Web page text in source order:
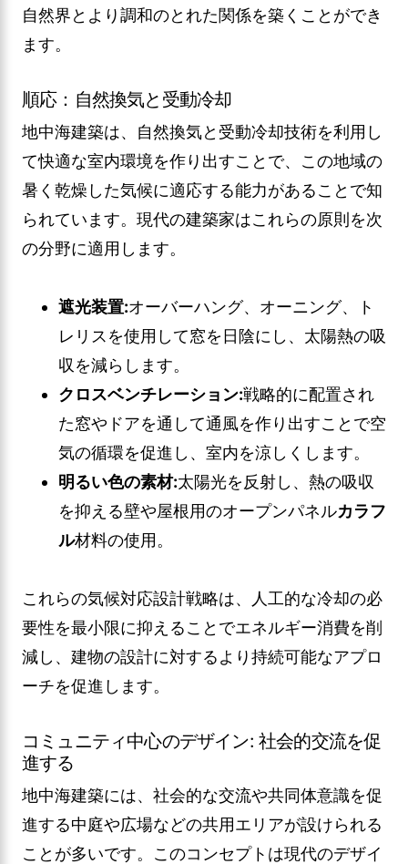
自然界とより調和のとれた関係を築くことができ
ます。
順応：自然換気と受動冷却
地中海建築は、自然換気と受動冷却技術を利用し
て快適な室内環境を作り出すことで、この地域の
暑く乾燥した気候に適応する能力があることで知
られています。現代の建築家はこれらの原則を次
の分野に適用します。
遮光装置:オーバーハング、オーニング、ト
レリスを使用して窓を日陰にし、太陽熱の吸
収を減らします。
クロスベンチレーション:戦略的に配置され
た窓やドアを通して通風を作り出すことで空
気の循環を促進し、室内を涼しくします。
明るい色の素材:太陽光を反射し、熱の吸収
を抑える壁や屋根用のオープンパネルカラフ
ル材料の使用。
これらの気候対応設計戦略は、人工的な冷却の必
要性を最小限に抑えることでエネルギー消費を削
減し、建物の設計に対するより持続可能なアプロ
ーチを促進します。
コミュニティ中心のデザイン: 社会的交流を促
進する
地中海建築には、社会的な交流や共同体意識を促
進する中庭や広場などの共用エリアが設けられる
ことが多いです。このコンセプトは現代のデザイ